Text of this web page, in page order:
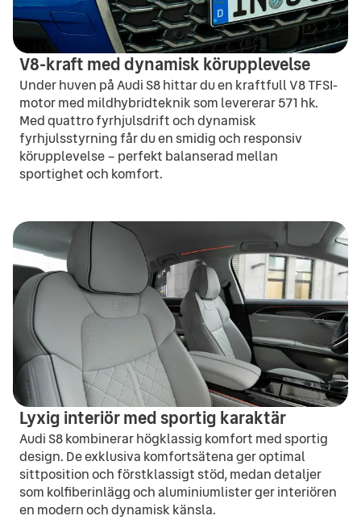
V8-kraft med dynamisk körupplevelse
Under huven på Audi S8 hittar du en kraftfull V8 TFSI-
motor med mildhybridteknik som levererar 571 hk.
Med quattro fyrhjulsdrift och dynamisk
fyrhjulsstyrning får du en smidig och responsiv
körupplevelse – perfekt balanserad mellan
sportighet och komfort.
Lyxig interiör med sportig karaktär
Audi S8 kombinerar högklassig komfort med sportig
design. De exklusiva komfortsätena ger optimal
sittposition och förstklassigt stöd, medan detaljer
som kolfiberinlägg och aluminiumlister ger interiören
en modern och dynamisk känsla.